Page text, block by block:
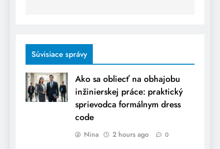
Súvisiace správy
Ako sa obliecť na obhajobu
inžinierskej práce: praktický
sprievodca formálnym dress
code
Nina 2 hours ago 0